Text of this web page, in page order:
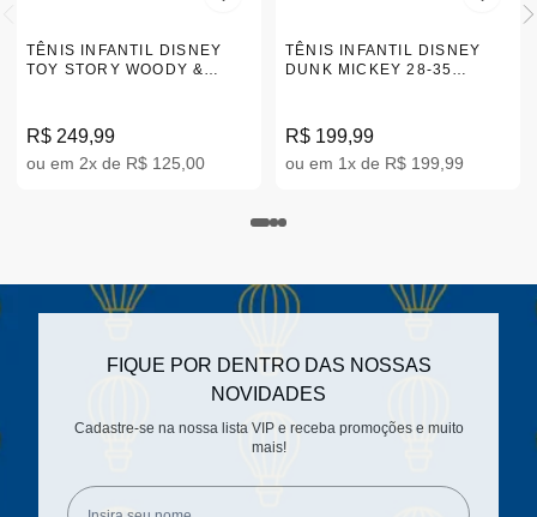
TÊNIS INFANTIL DISNEY
TOY STORY WOODY &
R$ 249,99
ou em 2x de R$ 125,00
TÊNIS INFANTIL DISNEY
DUNK MICKEY 28-35
R$ 199,99
ou em 1x de R$ 199,99
FIQUE POR DENTRO DAS NOSSAS
NOVIDADES
Cadastre-se na nossa lista VIP e receba promoções e muito
mais!